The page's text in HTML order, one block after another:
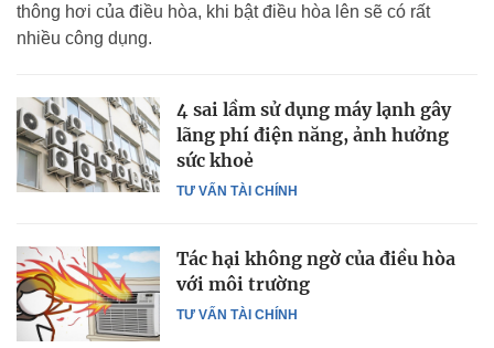
thông hơi của điều hòa, khi bật điều hòa lên sẽ có rất
nhiều công dụng.
TƯ VẤN TÀI CHÍNH
4 sai lầm sử dụng máy lạnh gây
lãng phí điện năng, ảnh hưởng
sức khoẻ
TƯ VẤN TÀI CHÍNH
Tác hại không ngờ của điều hòa
với môi trường